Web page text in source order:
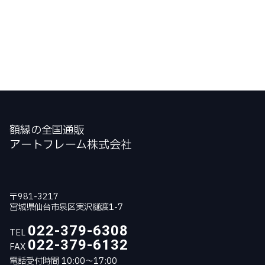
額縁の全国通販
アートフレーム株式会社
〒981-3217
宮城県仙台市泉区実沢樋渡1-7
TEL 022-379-6308
FAX 022-379-6132
電話受付時間 10:00～17:00